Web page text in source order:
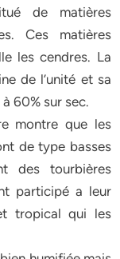
de matières
Ces matières
les cendres. La
de l’unité et sa
60% sur sec.
montre que les
de type basses
des tourbières
participé a leur
tropical qui les